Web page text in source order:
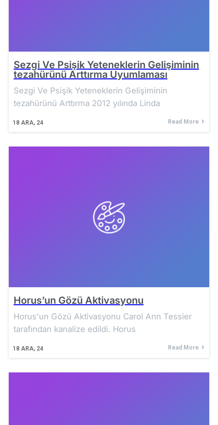
Sezgi Ve Psişik Yeteneklerin Gelişiminin
tezahürünü Arttırma Uyumlaması
18 ARA, 24
Sezgi Ve Psişik Yeteneklerin Gelişiminin
tezahürünü Arttırma 2012 yılında Linda
Read More
Horus’un Gözü Aktivasyonu
18 ARA, 24
Horus'un Gözü Aktivasyonu Carol Ann Tessier
tarafından kanalize edildi. Horus
Read More